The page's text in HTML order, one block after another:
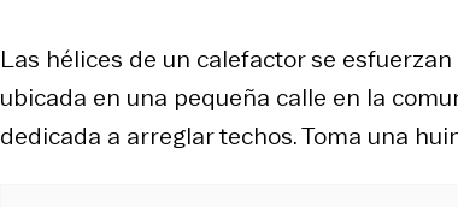
Las hélices de un calefactor se
ubicada en una pequeña calle en la
dedicada a arreglar techos. Toma una